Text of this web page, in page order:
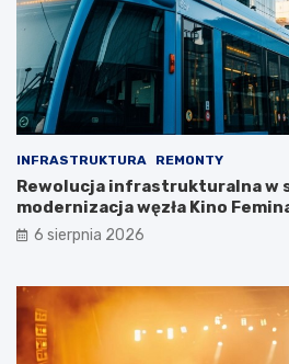
INFRASTRUKTURA REMONTY
Rewolucja infrastrukturalna w
modernizacja węzła Kino
6 sierpnia 2026